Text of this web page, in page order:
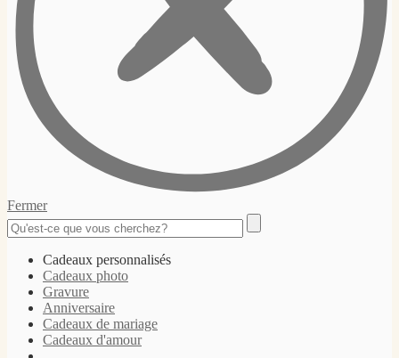
Fermer
Cadeaux personnalisés
Cadeaux photo
Gravure
Anniversaire
Cadeaux de mariage
Cadeaux d'amour